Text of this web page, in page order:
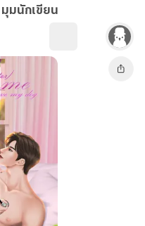
มุมนักเขียน